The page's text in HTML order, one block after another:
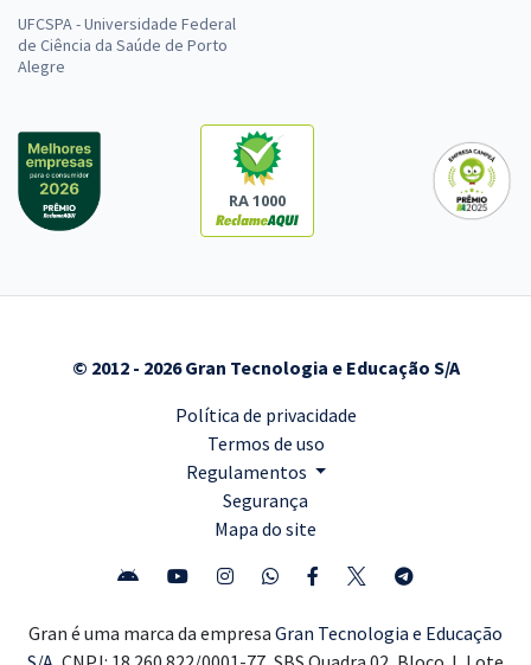
UFCSPA - Universidade Federal
de Ciência da Saúde de Porto
Alegre
RA 1000
© 2012 - 2026 Gran Tecnologia e Educação S/A
Política de privacidade
Termos de uso
Regulamentos
Segurança
Mapa do site
Gran é uma marca da empresa Gran Tecnologia e Educação